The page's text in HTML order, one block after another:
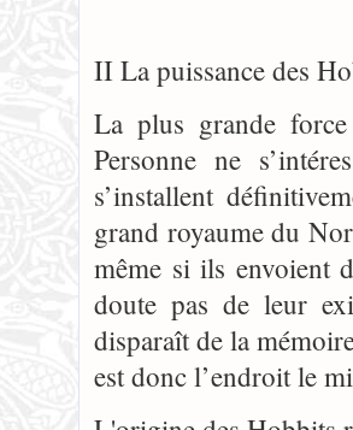
II La puissance des
La plus grande
Personne ne
s’installent
grand royaume du
même si ils envoient
doute pas de leur
disparaît de la
est donc l’endroit le